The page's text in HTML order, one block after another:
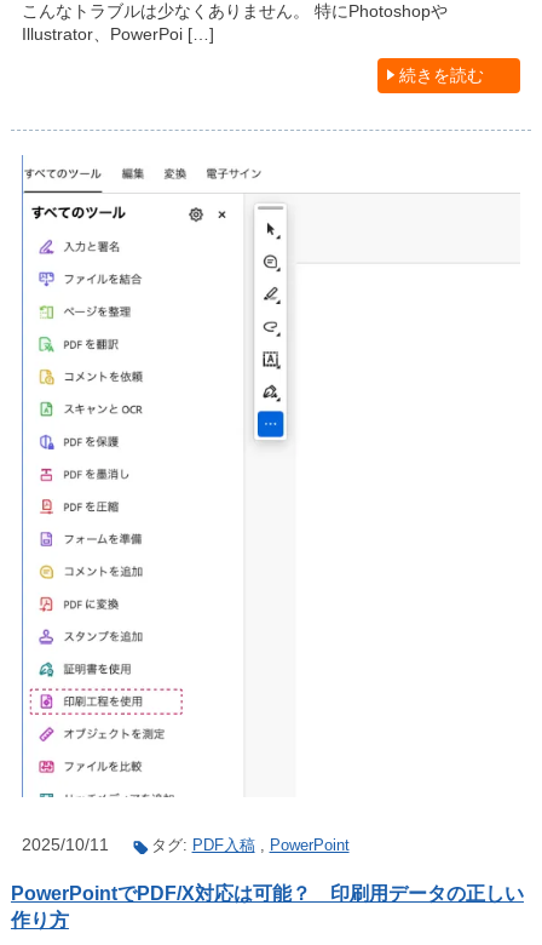
こんなトラブルは少なくありません。 特にPhotoshopや
Illustrator、PowerPoi […]
続きを読む
2025/10/11 タグ: PDF入稿, PowerPoint
PowerPointでPDF/X対応は可能？ 印刷用データの正しい
作り方